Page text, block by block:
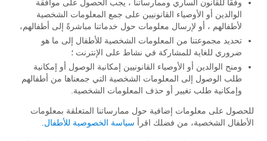
وفقًا للقانون الساري وممارساتنا ، يجب الحصول على موافقة
الوالدين أو الأوصياء القانونيين على جمع المعلومات الشخصية
لأطفالهم ، أو لإرسال معلومات حول خدماتنا مباشرةً إلى أطفالهم،
تحديد مجموعتنا من المعلومات الشخصية للأطفال إلى ما هو
ضروري للغاية للمشاركة في نشاط على الإنترنت ؛
ومنح الوالدين أو الأوصياء القانونيين إمكانية الوصول أو إمكانية
طلب الوصول إلى المعلومات الشخصية التي جمعناها من أطفالهم
وإمكانية طلب تغيير أو حذف المعلومات الشخصية.
للحصول على معلومات إضافية حول ممارساتنا المتعلقة بمعلومات
الأطفال الشخصية، من فضلك اقرأ سياسة الخصوصية للأطفال